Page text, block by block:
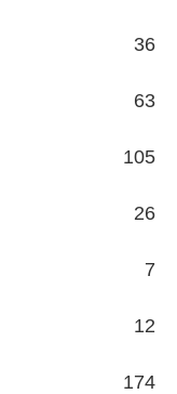
36
63
105
26
7
12
174